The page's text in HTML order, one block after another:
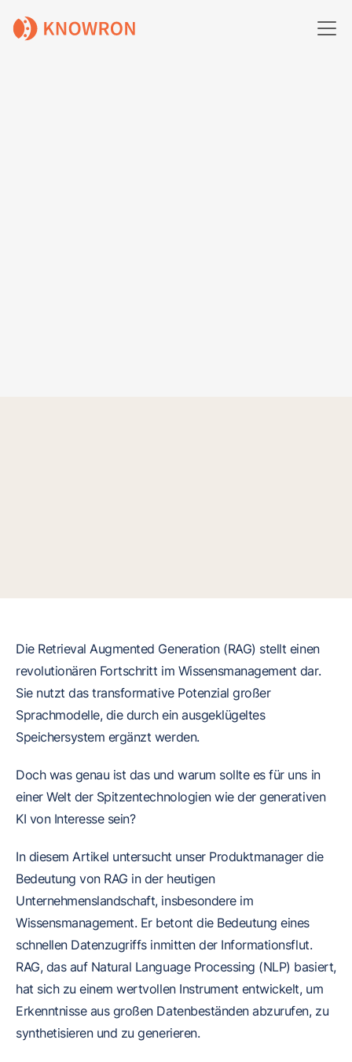
Die Retrieval Augmented Generation (RAG) stellt einen
revolutionären Fortschritt im Wissensmanagement dar.
Sie nutzt das transformative Potenzial großer
Sprachmodelle, die durch ein ausgeklügeltes
Speichersystem ergänzt werden.
Doch was genau ist das und warum sollte es für uns in
einer Welt der Spitzentechnologien wie der generativen
KI von Interesse sein?
In diesem Artikel untersucht unser Produktmanager die
Bedeutung von RAG in der heutigen
Unternehmenslandschaft, insbesondere im
Wissensmanagement. Er betont die Bedeutung eines
schnellen Datenzugriffs inmitten der Informationsflut.
RAG, das auf Natural Language Processing (NLP) basiert,
hat sich zu einem wertvollen Instrument entwickelt, um
Erkenntnisse aus großen Datenbeständen abzurufen, zu
synthetisieren und zu generieren.